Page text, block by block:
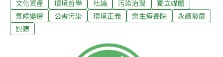
24小時商業新聞台長期惡性競爭，只顧爭取在誤差範圍內
的收視率起伏，八家新聞台收視率合計長期都在15%排
徊，卻忽視85%收視人口早已拒看電視新聞，甫成軍的公
廣集團成為部分人士寄望所在，但除單則新聞或者溫情報
導之外，如同近日甫出中文本的新書《別對我撒謊》
文化資產 環境哲學 社論 污染治理
獨立媒體
氣候變遷
公害污染 環境正義 樂生療養院
永續發展
媒體